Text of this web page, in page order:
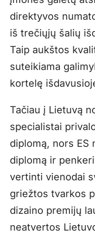
direktyvos
iš trečiųjų šalių
Taip aukštos
suteikiama
kortelę
Tačiau į Lietuvą
specialistai
dip­lomą, nors ES
diplomą ir
vertinti vienodai
griežtos tvarkos
dizaino premijų
neatvertos